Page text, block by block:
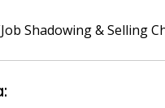
Shadowing & Selling